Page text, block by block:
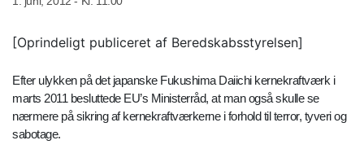
[Oprindeligt publiceret af Beredskabsstyrelsen]
Efter ulykken på det japanske Fukushima Daiichi kernekraftværk i
marts 2011 besluttede EU’s Ministerråd, at man også skulle se
nærmere på sikring af kernekraftværkerne i forhold til terror, tyveri og
sabotage.